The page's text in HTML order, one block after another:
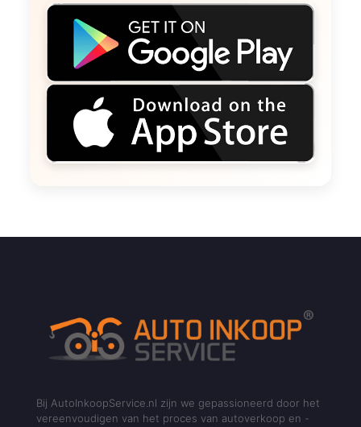
Bij AutoInkoopService.nl zijn we gepassioneerd door het
vereenvoudigen van het proces van autoverkoop en -